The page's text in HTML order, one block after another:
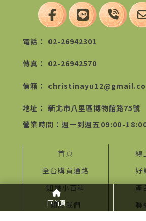
回首頁
02-26942301
02-26942570
新北市八里區博物館路75號
首頁
線
全台購買通路
好
知識小百科
產
關於我們
聯